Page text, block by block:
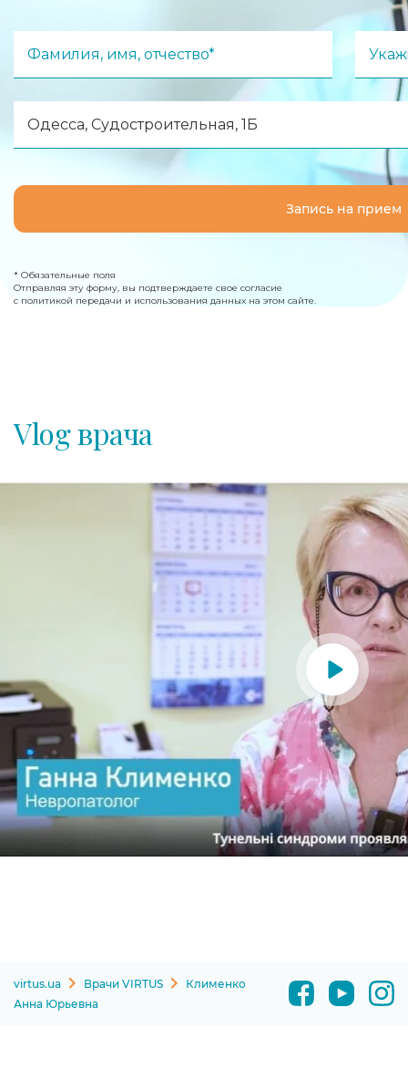
Фамилия, имя, отчество*
Одесса, Судостроительная, 1Б
Запись на прием
* Обязательные поля
Отправляя эту форму, вы подтверждаете свое согласие
с политикой передачи и использования данных на этом сайте.
Vlog врача
virtus.ua Врачи VIRTUS
Клименко
Анна Юрьевна